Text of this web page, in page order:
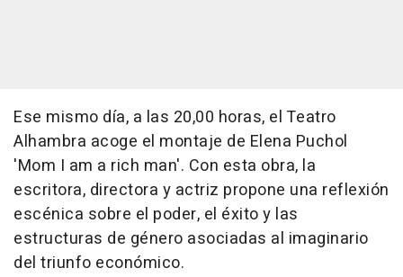
Ese mismo día, a las 20,00 horas, el Teatro
Alhambra acoge el montaje de Elena Puchol
'Mom I am a rich man'. Con esta obra, la
escritora, directora y actriz propone una reflexión
escénica sobre el poder, el éxito y las
estructuras de género asociadas al imaginario
del triunfo económico.